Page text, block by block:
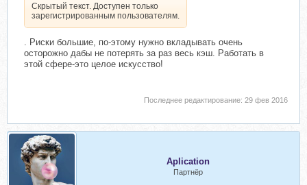
Скрытый текст. Доступен только
зарегистрированным пользователям.
. Риски большие, по-этому нужно вкладывать очень
осторожно дабы не потерять за раз весь кэш. Работать в
этой сфере-это целое искусство!
Последнее редактирование: 29 фев 2016
Aplication
Партнёр